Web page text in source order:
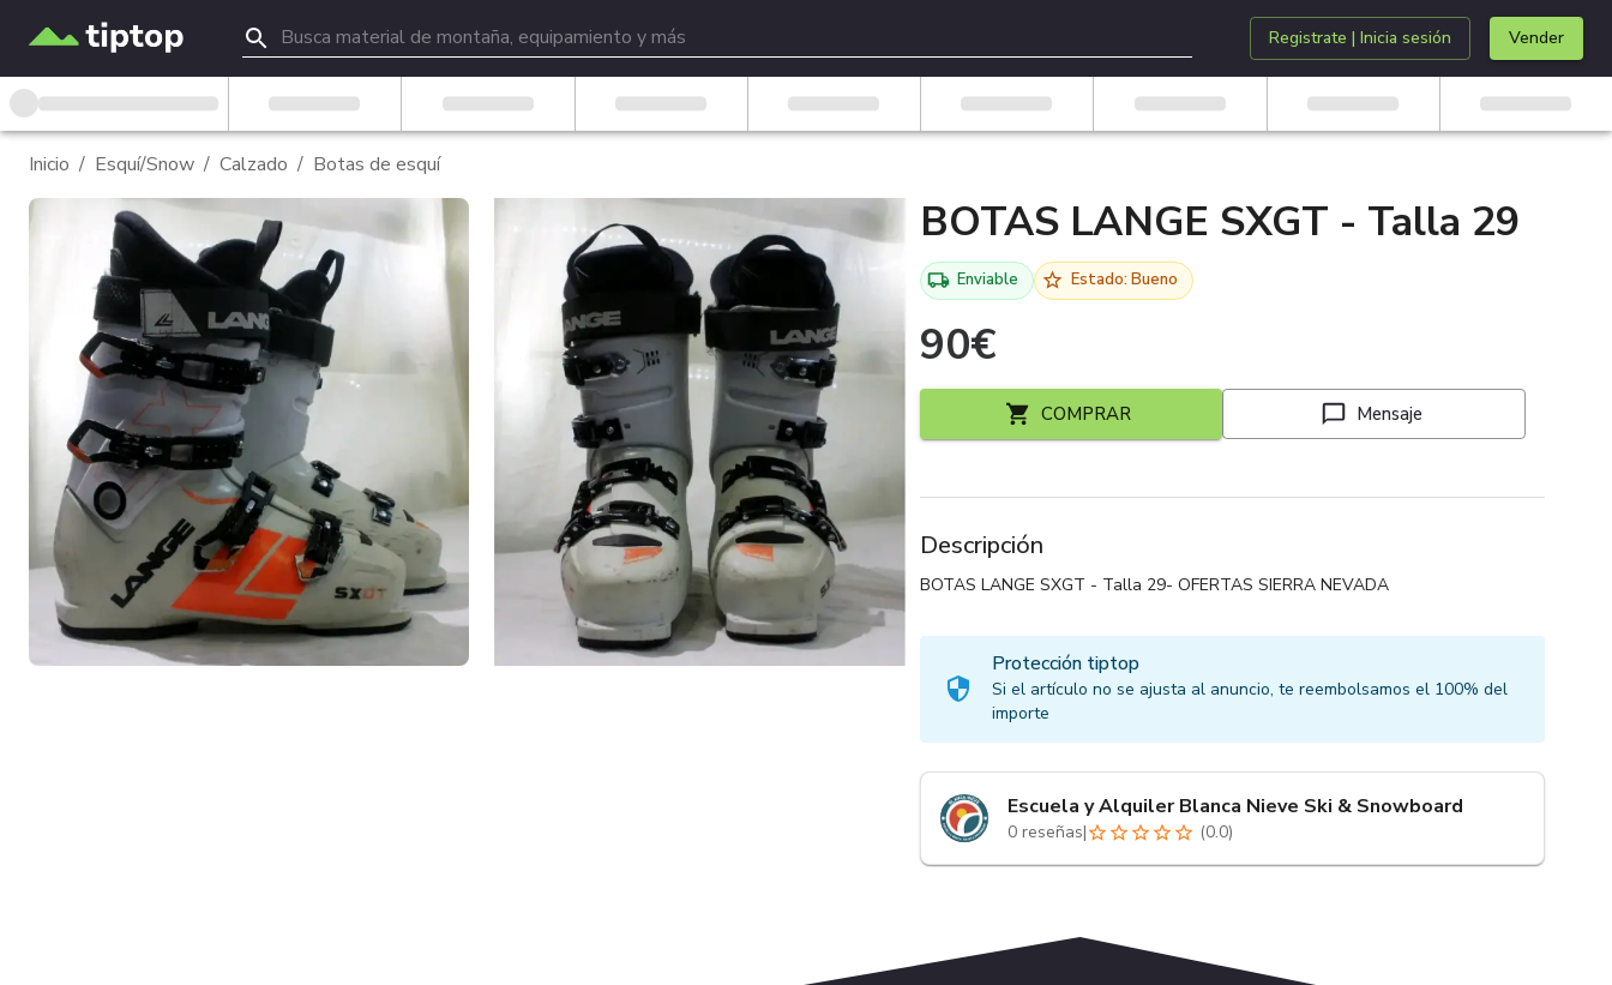
Registrate | Inicia sesión Vender
Inicio / Esquí/Snow / Calzado / Botas de esquí
BOTAS LANGE SXGT - Talla 29
Enviable Estado: Bueno
90€
COMPRAR Mensaje
Descripción
BOTAS LANGE SXGT - Talla 29- OFERTAS SIERRA NEVADA
Protección tiptop
Si el artículo no se ajusta al anuncio, te reembolsamos el 100% del
importe
Escuela y Alquiler Blanca Nieve Ski & Snowboard
0reseñas| (0.0)